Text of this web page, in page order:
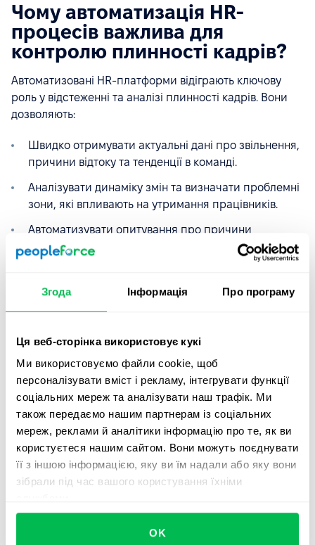
Згода Інформація Про програму
Ця веб-сторінка використовує кукі
Ми використовуємо файли cookie, щоб
персоналізувати вміст і рекламу, інтегрувати функції
соціальних мереж та аналізувати наш трафік. Ми
також передаємо нашим партнерам із соціальних
мереж, реклами й аналітики інформацію про те, як ви
користуєтеся нашим сайтом. Вони можуть поєднувати
її з іншою інформацією, яку ви їм надали або яку вони
зібрали під час вашого користування їхніми
OK
Чому автоматизація HR-
процесів важлива для
контролю плинності кадрів?
Автоматизовані HR-платформи відіграють ключову
роль у відстеженні та аналізі плинності кадрів. Вони
дозволяють:
Швидко отримувати актуальні дані про звільнення,
причини відтоку та тенденції в команді.
Аналізувати динаміку змін та визначати проблемні
зони, які впливають на утримання працівників.
Автоматизувати опитування про причини
звільнень, щоб отримувати точні інсайти та
приймати зважені рішення.
Оптимізувати процеси адаптації та управління
Впровадження HRM-системи допомагає не просто
відслідковувати плинність кадрів, а й запобігати їй,
покращуючи досвід співробітників таефективність
управління персоналом. Переконайтеся, що у вас під
рукою є усі необхідні інструменти, якщо ваш показник
плинності високий – можливо, вам потрібно знайти
нові рішення, і PeopleForce зможе допомогти у цьому.
Бронюйте безоплатне демо у наших фахівців – та
дізнавайтеся, як швидко покращити стан своєї
Author